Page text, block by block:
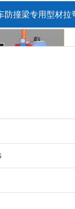
防撞梁专用型材拉
导图滚弯机